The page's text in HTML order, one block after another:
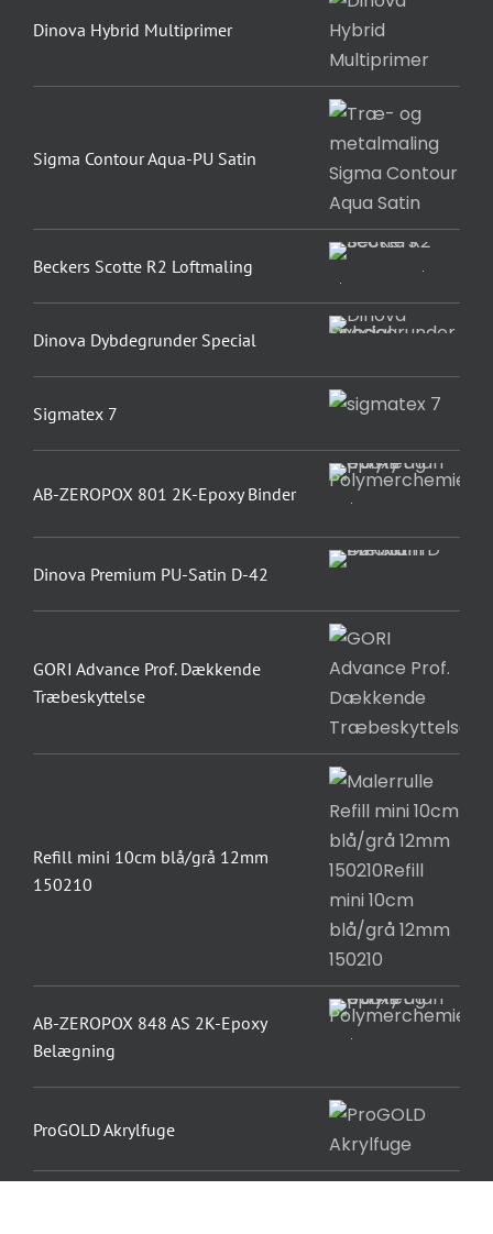
Dinova Hybrid Multiprimer
Sigma Contour Aqua-PU Satin
Beckers Scotte R2 Loftmaling
Dinova Dybdegrunder Special
Sigmatex 7
AB-ZEROPOX 801 2K-Epoxy Binder
Dinova Premium PU-Satin D-42
GORI Advance Prof. Dækkende
Træbeskyttelse
Refill mini 10cm blå/grå 12mm
150210
AB-ZEROPOX 848 AS 2K-Epoxy
Belægning
ProGOLD Akrylfuge